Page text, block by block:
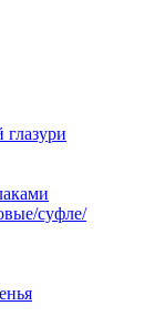
суфле/